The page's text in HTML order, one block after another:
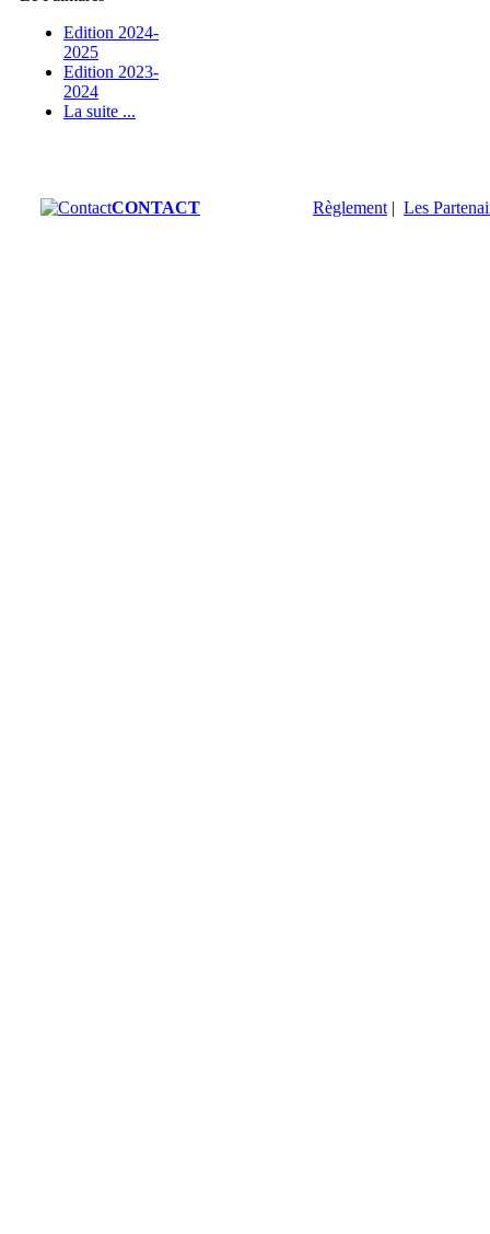
Edition 2024-
2025
Edition 2023-
2024
La suite ...
CONTACT Règlement | Les